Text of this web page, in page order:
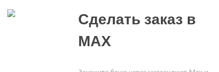
Сделать заказ в
MAX